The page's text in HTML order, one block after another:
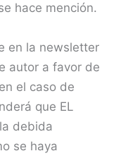
hace mención.
en la newsletter
autor a favor de
el caso de
que EL
debida
se haya